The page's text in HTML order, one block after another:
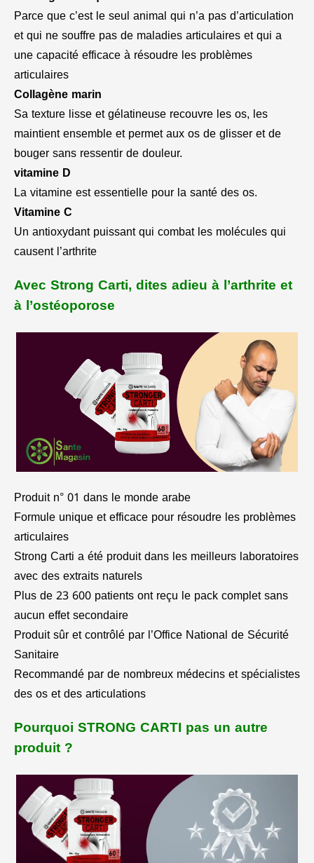
Parce que c’est le seul animal qui n’a pas d’articulation
et qui ne souffre pas de maladies articulaires et qui a
une capacité efficace à résoudre les problèmes
articulaires
Collagène marin
Sa texture lisse et gélatineuse recouvre les os, les
maintient ensemble et permet aux os de glisser et de
bouger sans ressentir de douleur.
vitamine D
La vitamine est essentielle pour la santé des os.
Vitamine C
Un antioxydant puissant qui combat les molécules qui
causent l’arthrite
Avec Strong Carti, dites adieu à l’arthrite et
à l’ostéoporose
Produit n° 01 dans le monde arabe
Formule unique et efficace pour résoudre les problèmes
articulaires
Strong Carti a été produit dans les meilleurs laboratoires
avec des extraits naturels
Plus de 23 600 patients ont reçu le pack complet sans
aucun effet secondaire
Produit sûr et contrôlé par l’Office National de Sécurité
Sanitaire
Recommandé par de nombreux médecins et spécialistes
des os et des articulations
Pourquoi STRONG CARTI pas un autre
produit ?